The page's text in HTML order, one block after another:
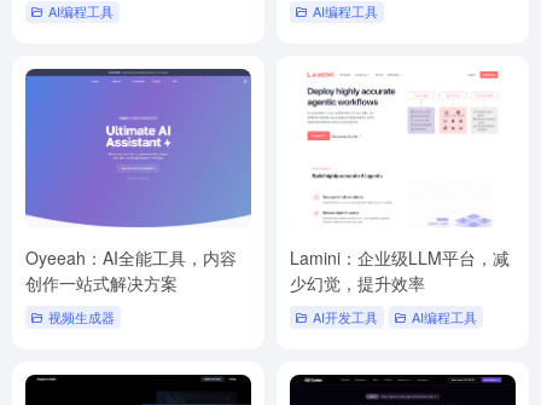
AI编程工具 AI编程工具
Oyeeah：AI全能工具，内容
创作一站式解决方案
视频生成器
Lamini：企业级LLM平台，减
少幻觉，提升效率
AI开发工具 AI编程工具